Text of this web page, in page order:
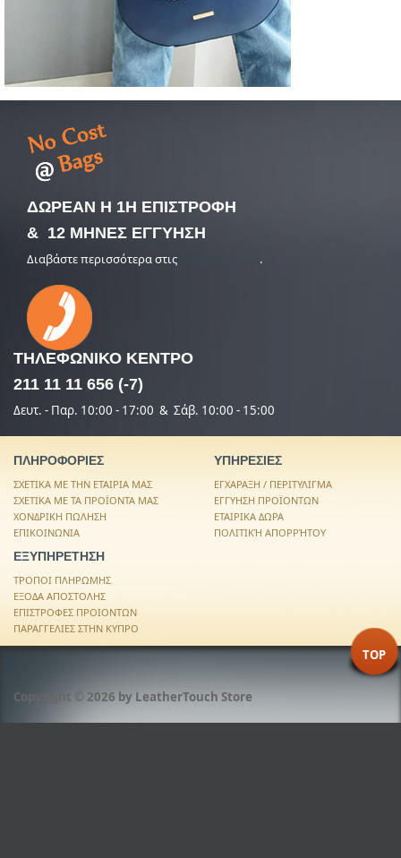
ΔΩΡΕΑΝ Η 1Η ΕΠΙΣΤΡΟΦΗ
& 12 ΜΗΝΕΣ ΕΓΓΥΗΣΗ
Διαβάστε περισσότερα στις .
ΤΗΛΕΦΩΝΙΚΟ ΚΕΝΤΡΟ
211 11 11 656 (-7)
Δευτ. - Παρ. 10:00 - 17:00 & Σάβ. 10:00 - 15:00
ΠΛΗΡΟΦΟΡΙΕΣ
ΣΧΕΤΙΚΑ ΜΕ ΤΗΝ ΕΤΑΙΡΙΑ ΜΑΣ
ΣΧΕΤΙΚΑ ΜΕ ΤΑ ΠΡΟΪΟΝΤΑ ΜΑΣ
ΧΟΝΔΡΙΚΗ ΠΩΛΗΣΗ
ΕΠΙΚΟΙΝΩΝΙΑ
ΥΠΗΡΕΣΙΕΣ
ΕΓΧΑΡΑΞΗ / ΠΕΡΙΤΥΛΙΓΜΑ
ΕΓΓΥΗΣΗ ΠΡΟΪΟΝΤΩΝ
ΕΤΑΙΡΙΚΑ ΔΩΡΑ
ΠΟΛΙΤΙΚΉ ΑΠΟΡΡΉΤΟΥ
ΕΞΥΠΗΡΕΤΗΣΗ
ΤΡΟΠΟΙ ΠΛΗΡΩΜΗΣ
ΕΞΟΔΑ ΑΠΟΣΤΟΛΗΣ
ΕΠΙΣΤΡΟΦΕΣ ΠΡΟΙΟΝΤΩΝ
ΠΑΡΑΓΓΕΛΙΕΣ ΣΤΗΝ ΚΥΠΡΟ
Copyright © 2026 by LeatherTouch Store
TOP